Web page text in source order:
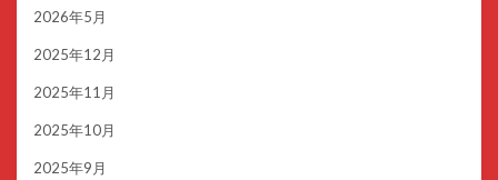
2026年5月
2025年12月
2025年11月
2025年10月
2025年9月